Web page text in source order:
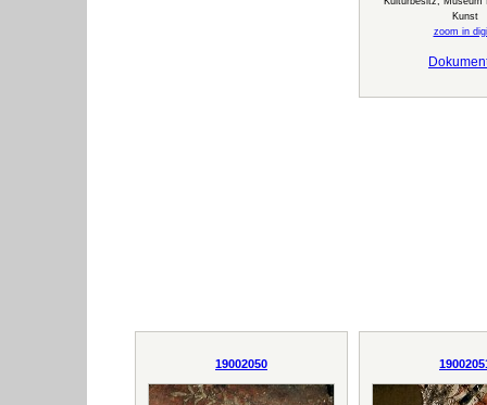
Kunst
zoom in
19002050